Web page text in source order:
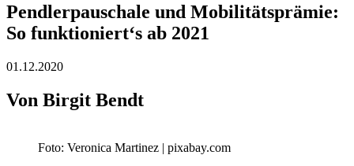
Pendlerpauschale und Mobilitätsprämie:
So funktioniert‘s ab 2021
01.12.2020
Von Birgit Bendt
Foto: Veronica Martinez | pixabay.com